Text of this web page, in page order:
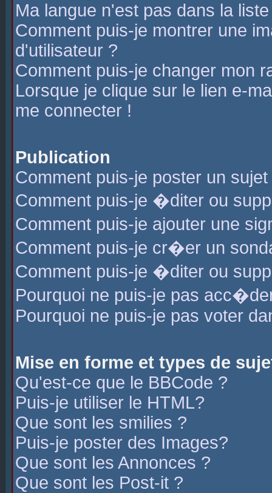
Ma langue n'est pas dans la
Comment puis-je montrer une
d'utilisateur ?
Comment puis-je changer mon
Lorsque je clique sur le lien e-
me connecter !
Publication
Comment puis-je poster un
Comment puis-je �diter ou
Comment puis-je ajouter une
Comment puis-je cr�er un
Comment puis-je �diter ou
Pourquoi ne puis-je pas
Pourquoi ne puis-je pas voter
Mise en forme et types de
Qu'est-ce que le BBCode ?
Puis-je utiliser le HTML?
Que sont les smilies ?
Puis-je poster des Images?
Que sont les Annonces ?
Que sont les Post-it ?